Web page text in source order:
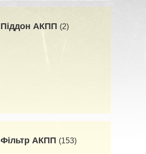
Піддон АКПП 2
Фільтр АКПП 153